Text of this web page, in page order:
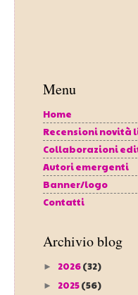
Menu
Home
Recensioni novità
Collaborazioni
Autori emergenti
Banner/logo
Contatti
Archivio blog
► 2026(32)
► 2025(56)